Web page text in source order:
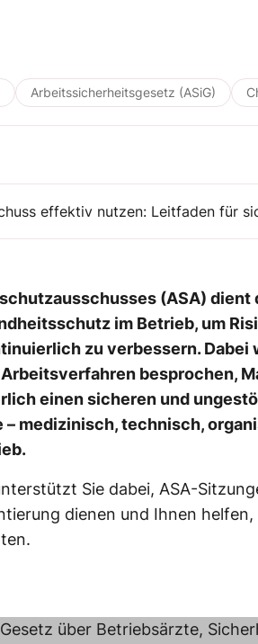
Arbeitssicherheitsgesetz (ASiG)
effektiv nutzen: Leitfaden für
(ASA)
im Betrieb, um
zu verbessern. Dabei
besprochen,
einen sicheren und
medizinisch, technisch,
Sie dabei, ASA-
dienen und Ihnen
über Betriebsärzte,